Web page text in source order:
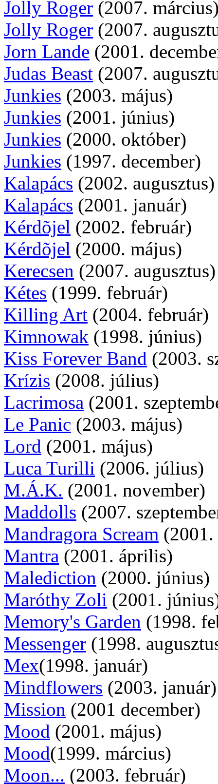
Jolly Roger (2007.
Jolly Roger (2007.
Jorn Lande (2001.
Judas Beast (2007.
Junkies (2003. május)
Junkies (2001. június)
Junkies (2000. október)
Junkies (1997. december)
Kalapács (2002. augusztus)
Kalapács (2001. január)
Kérdõjel (2002. február)
Kérdõjel (2000. május)
Kerecsen (2007. augusztus)
Kétes (1999. február)
Killing Art (2004. február)
Kimnowak (1998. június)
Kiss Forever Band (2003.
Krízis (2008. július)
Lacrimosa (2001.
Le Panic (2003. május)
Lord (2001. május)
Luca Turilli (2006. július)
M.Á.K. (2001. november)
Maddolls (2007.
Mandragora Scream (2001.
Mantra (2001. április)
Malediction (2000. június)
Maróthy Zoli (2001.
Memory's Garden (1998.
Messenger (1998.
Mex(1998. január)
Mindflowers (2003. január)
Mission (2001 december)
Mood (2001. május)
Mood(1999. március)
Moon... (2003. február)